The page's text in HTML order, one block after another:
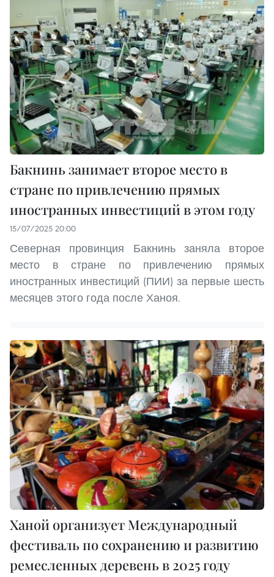
Бакнинь занимает второе место в
стране по привлечению прямых
иностранных инвестиций в этом году
15/07/2025 20:00
Северная провинция Бакнинь заняла второе
место в стране по привлечению прямых
иностранных инвестиций (ПИИ) за первые шесть
месяцев этого года после Ханоя.
Ханой организует Международный
фестиваль по сохранению и развитию
ремесленных деревень в 2025 году